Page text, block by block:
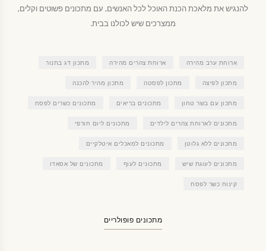
להנגיש את מלאכת הכנת האוכל לכל האנשים, עם מתכונים פשוטים וקלים,
ממצרכים שיש לכולנו בבית.
ארוחת ערב מהירה ארוחת צהרים מהירה מתכון דג בתנור
מתכון לפיצה מתכון לפסטה מתכון מהיר להכנה
מתכון עם בשר טחון מתכונים בריאים מתכונים כשרים לפסח
מתכונים לארוחת צהרים לילדים מתכונים ליום חורפי
מתכונים ללא גלוטן מתכונים למאכלים איטלקיים
מתכונים לעוגת שיש מתכונים לעוף מתכונים של אסאדו
קינוח כשר לפסח
מתכונים פופולריים